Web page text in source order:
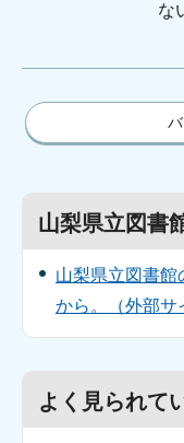
な
山梨県立図書
山梨県立図書館
から。（外部サ
よく見られて